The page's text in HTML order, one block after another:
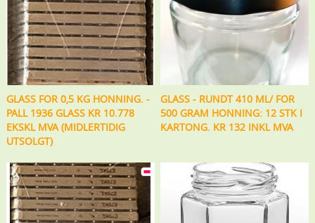
GLASS FOR 0,5 KG HONNING. -
PALL 1936 GLASS KR 10.778
EKSKL MVA (MIDLERTIDIG
UTSOLGT)
GLASS - RUNDT 410 ML/ FOR
500 GRAM HONNING: 12 STK I
KARTONG. KR 132 INKL MVA